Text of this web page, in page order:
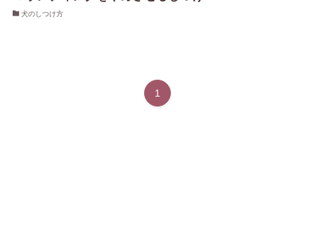
犬のしつけ方
1